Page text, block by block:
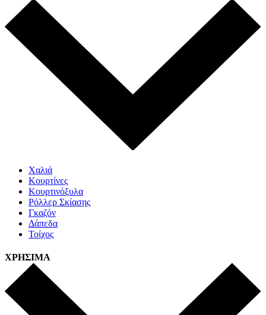
Χαλιά
Κουρτίνες
Κουρτινόξυλα
Ρόλλερ Σκίασης
Γκαζόν
Δάπεδα
Τοίχος
ΧΡΗΣΙΜΑ